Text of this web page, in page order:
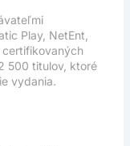
Play, NetEnt,
certifikovaných
500 titulov, ktoré
vydania.